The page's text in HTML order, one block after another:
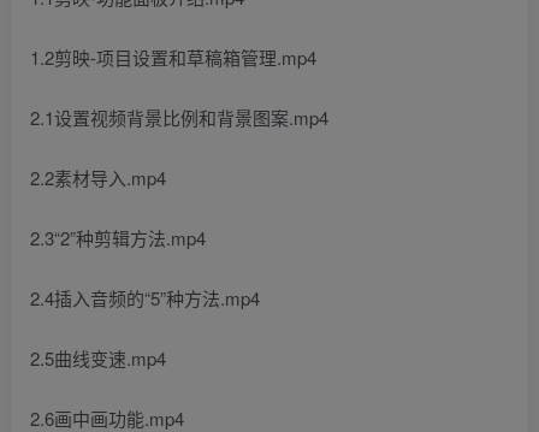
1.2剪映-项目设置和草稿箱管理.mp4
2.1设置视频背景比例和背景图案.mp4
2.2素材导入.mp4
2.3“2”种剪辑方法.mp4
2.4插入音频的“5”种方法.mp4
2.5曲线变速.mp4
2.6画中画功能.mp4